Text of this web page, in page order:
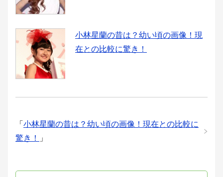
小林星蘭の昔は？幼い頃の画像！現
在との比較に驚き！
「 小林星蘭の昔は？幼い頃の画像！現在との比較に
驚き！
」